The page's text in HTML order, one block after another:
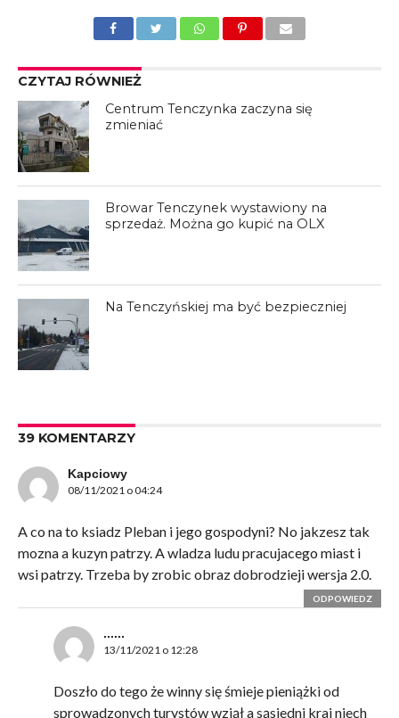
CZYTAJ RÓWNIEŻ
Centrum Tenczynka zaczyna się
zmieniać
Browar Tenczynek wystawiony na
sprzedaż. Można go kupić na OLX
Na Tenczyńskiej ma być bezpieczniej
39 KOMENTARZY
Kapciowy
08/11/2021 o 04:24
A co na to ksiadz Pleban i jego gospodyni? No jakzesz tak
mozna a kuzyn patrzy. A wladza ludu pracujacego miast i
wsi patrzy. Trzeba by zrobic obraz dobrodzieji wersja 2.0.
ODPOWIEDZ
......
13/11/2021 o 12:28
Doszło do tego że winny się śmieje pieniążki od
sprowadzonych turystów wziął a sąsiedni kraj niech